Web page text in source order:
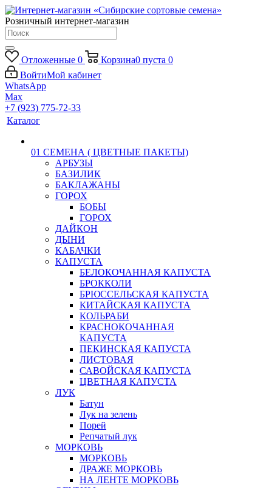
Розничный интернет-магазин
Отложенные 0 Корзина0 пуста 0
ВойтиМой кабинет
WhatsApp
Max
+7 (923) 775-72-33
Каталог
01 СЕМЕНА ( ЦВЕТНЫЕ ПАКЕТЫ)
АРБУЗЫ
БАЗИЛИК
БАКЛАЖАНЫ
ГОРОХ
БОБЫ
ГОРОХ
ДАЙКОН
ДЫНИ
КАБАЧКИ
КАПУСТА
БЕЛОКОЧАННАЯ КАПУСТА
БРОККОЛИ
БРЮССЕЛЬСКАЯ КАПУСТА
КИТАЙСКАЯ КАПУСТА
КОЛЬРАБИ
КРАСНОКОЧАННАЯ
КАПУСТА
ПЕКИНСКАЯ КАПУСТА
ЛИСТОВАЯ
САВОЙСКАЯ КАПУСТА
ЦВЕТНАЯ КАПУСТА
ЛУК
Батун
Лук на зелень
Порей
Репчатый лук
МОРКОВЬ
МОРКОВЬ
ДРАЖЕ МОРКОВЬ
НА ЛЕНТЕ МОРКОВЬ